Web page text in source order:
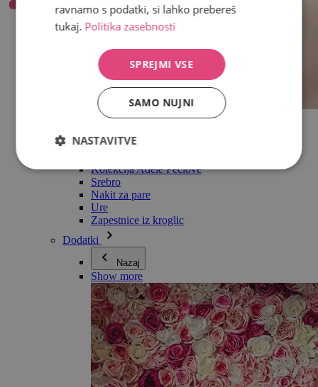
Vse v kategoriji Nakit
Zapestnice
Kolekcija Adéle Pečlové
Srebro
Nakit za pare
Ure
Zapestnice iz kroglic
Dodatki
Nazaj
Show more
ravnamo s podatki, si lahko prebereš
tukaj. Politika zasebnosti
SPREJMI VSE
SAMO NUJNI
NASTAVITVE